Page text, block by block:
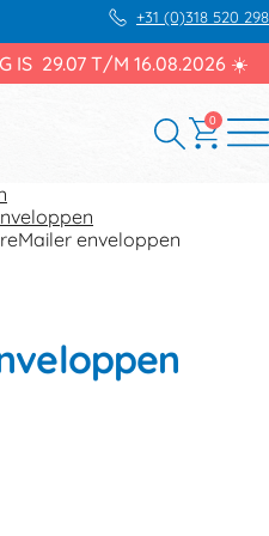
+31 (0)318 520 298
IS 29.07 T/M 16.08.2026 ☀️
0
enveloppen